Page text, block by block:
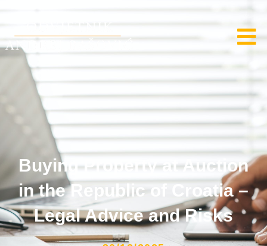
Buying Property at Auction
in the Republic of Croatia –
Legal Advice and Risks